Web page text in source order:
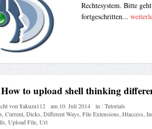
Rechtesystem. Bitte
fortgeschritten...
to upload shell thinking
von¥akuza112 am 10. Juli 2014 in :Tutorials
,Current,Dicks,Different Ways,File Extensions,Htaccess,
,Upload File,Url